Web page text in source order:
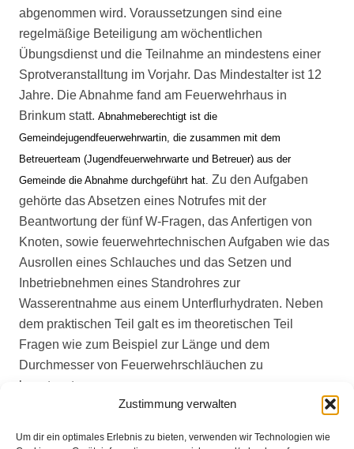
Zustimmung verwalten
Um dir ein optimales Erlebnis zu bieten, verwenden wir Technologien wie
abgenommen wird. Voraussetzungen sind eine
regelmäßige Beteiligung am wöchentlichen
Übungsdienst und die Teilnahme an mindestens einer
Sprotveranstalltung im Vorjahr. Das Mindestalter ist 12
Jahre. Die Abnahme fand am Feuerwehrhaus in
Brinkum statt. Abnahmeberechtigt ist die
Gemeindejugendfeuerwehrwartin, die zusammen mit dem
Betreuerteam (Jugendfeuerwehrwarte und Betreuer) aus der
Gemeinde die Abnahme durchgeführt hat. Zu den Aufgaben
gehörte das Absetzen eines Notrufes mit der
Beantwortung der fünf W-Fragen, das Anfertigen von
Knoten, sowie feuerwehrtechnischen Aufgaben wie das
Ausrollen eines Schlauches und das Setzen und
Inbetriebnehmen eines Standrohres zur
Wasserentnahme aus einem Unterflurhydraten. Neben
dem praktischen Teil galt es im theoretischen Teil
Fragen wie zum Beispiel zur Länge und dem
Durchmesser von Feuerwehrschläuchen zu
beantworten.
Ziel ist schon im frühen Stadium den Ausbildungsstand
auf einem hohen Niveau zu halten, die Jugendlichen